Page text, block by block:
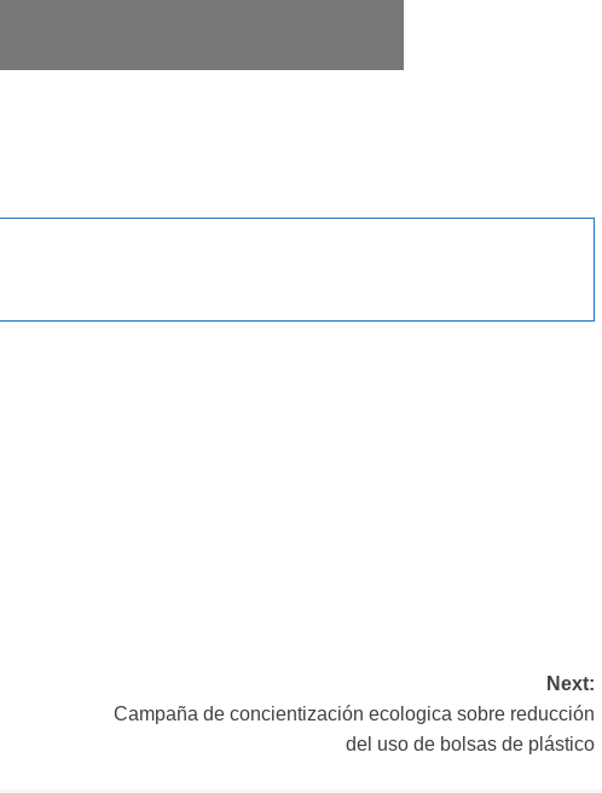
Next:
Campaña de concientización ecologica sobre reducción
del uso de bolsas de plástico